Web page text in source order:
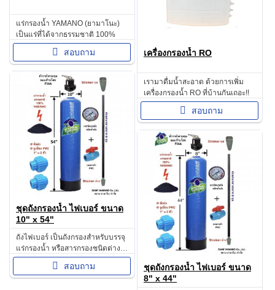
แร่กรองน้ำ YAMANO (ยามาโนะ)
เป็นแร่ที่ได้จากธรรมชาติ 100%
สอบถาม เครื่องกรองน้ำ RO
เรามาดื่มน้ำสะอาด ด้วยการเพิ่ม
เครื่องกรองน้ำ RO ที่บ้านกันเถอะ!!
สอบถาม
ชุดถังกรองน้ำ ไฟเบอร์ ขนาด
10" x 54"
ถังไฟเบอร์ เป็นถังกรองสำหรับบรรจุ
แร่กรองน้ำ หรือสารกรองชนิดต่าง ๆ
วัสดุภายนอกทำด้วยไฟเบอร์กลาส
สอบถาม
ชุดถังกรองน้ำ ไฟเบอร์ ขนาด
8" x 44"